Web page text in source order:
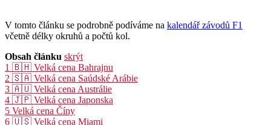
V tomto článku se podrobně podíváme na kalendář závodů F1
včetně délky okruhů a počtů kol.
Obsah článku skrýt
1 🇧🇭 Velká cena Bahrajnu
2 🇸🇦 Velká cena Saúdské Arábie
3 🇦🇺 Velká cena Austrálie
4 🇯🇵 Velká cena Japonska
5 Velká cena Číny
6 🇺🇸 Velká cena Miami